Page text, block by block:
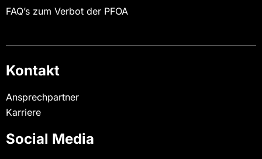
FAQ’s zum Verbot der PFOA
Kontakt
Ansprechpartner
Karriere
Social Media